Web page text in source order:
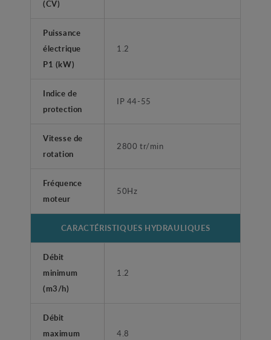
(CV)
Puissance
électrique
P1 (kW)
1.2
Indice de
protection
IP 44-55
Vitesse de
rotation
2800 tr/min
Fréquence
moteur
50Hz
CARACTÉRISTIQUES HYDRAULIQUES
Débit
minimum
(m3/h)
1.2
Débit
maximum
4.8